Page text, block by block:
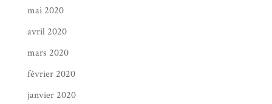
mai 2020
avril 2020
mars 2020
février 2020
janvier 2020